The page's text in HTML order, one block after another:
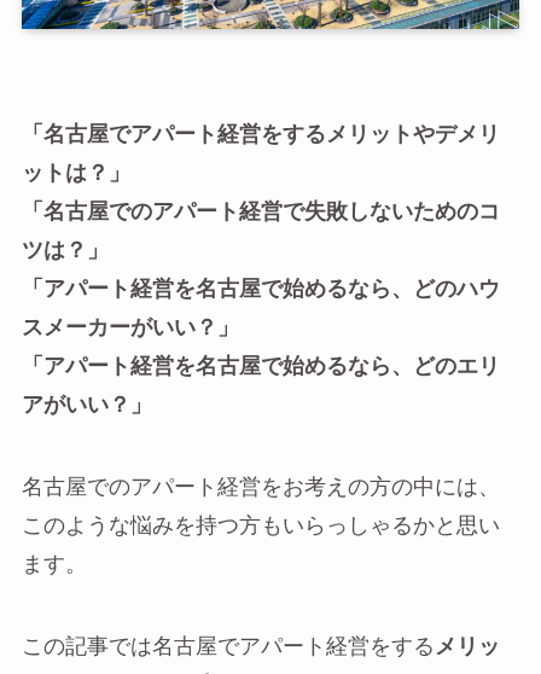
「名古屋でアパート経営をするメリットやデメリ
ットは？」
「名古屋でのアパート経営で失敗しないためのコ
ツは？」
「アパート経営を名古屋で始めるなら、どのハウ
スメーカーがいい？」
「アパート経営を名古屋で始めるなら、どのエリ
アがいい？」
名古屋でのアパート経営をお考えの方の中には、
このような悩みを持つ方もいらっしゃるかと思い
ます。
この記事では名古屋でアパート経営をする メリッ